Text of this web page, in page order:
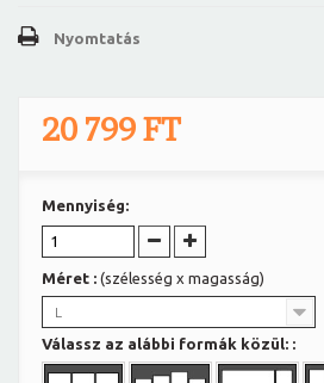
Nyomtatás
20 799 FT
Mennyiség:
Méret : (szélesség x magasság)
L
Válassz az alábbi formák közül: :